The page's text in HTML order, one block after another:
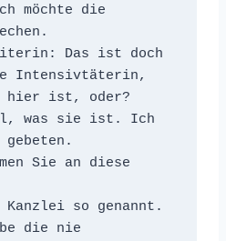
möchte die
Das ist doch
Intensivtäterin,
hier ist, oder?
was sie ist. Ich
gebeten.
Sie an diese
Kanzlei so genannt.
die nie